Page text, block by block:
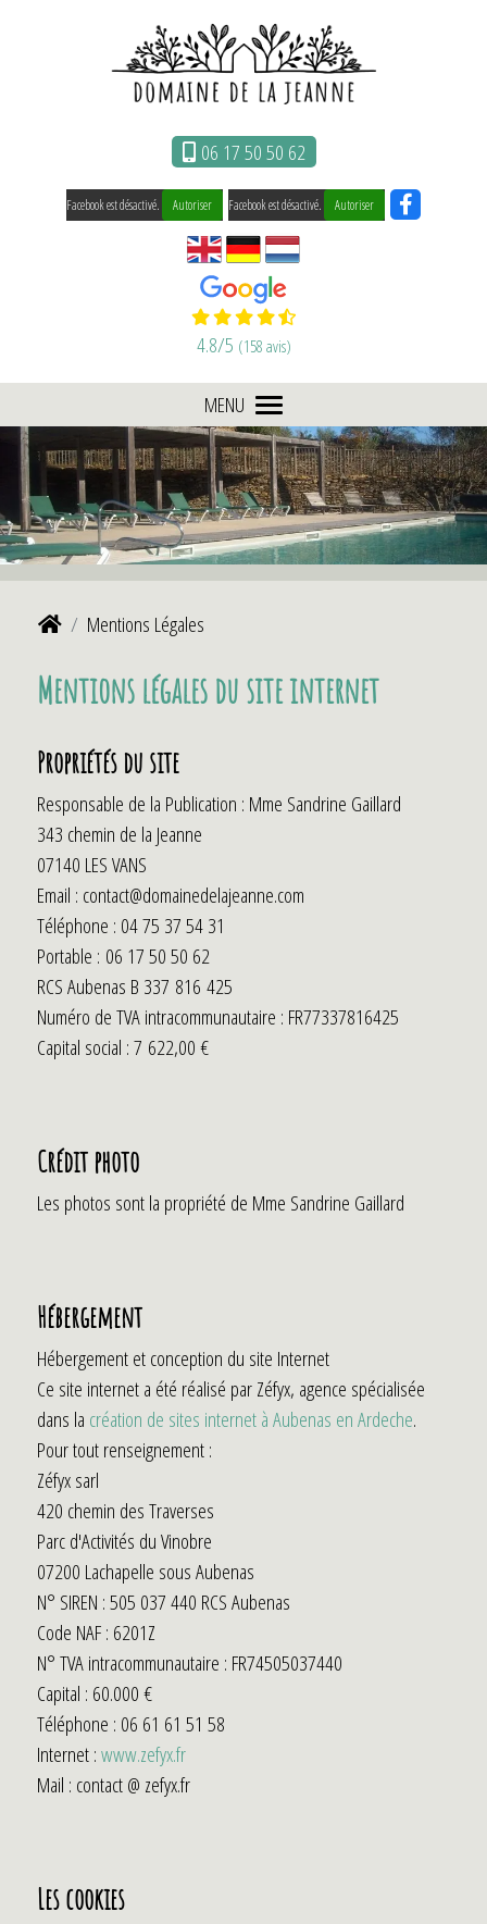
06 17 50 50 62
Facebook est désactivé. Autoriser Facebook est désactivé. Autoriser
4.8/5 (158 avis)
MENU
Mentions Légales
Mentions légales du site internet
Propriétés du site
Responsable de la Publication : Mme Sandrine Gaillard
343 chemin de la Jeanne
07140 LES VANS
Email : contact@domainedelajeanne.com
Téléphone : 04 75 37 54 31
Portable : 06 17 50 50 62
RCS Aubenas B 337 816 425
Numéro de TVA intracommunautaire : FR77337816425
Capital social : 7 622,00 €
Crédit photo
Les photos sont la propriété de Mme Sandrine Gaillard
Hébergement
Hébergement et conception du site Internet
Ce site internet a été réalisé par Zéfyx, agence spécialisée
dans la création de sites internet à Aubenas en Ardeche.
Pour tout renseignement :
Zéfyx sarl
420 chemin des Traverses
Parc d'Activités du Vinobre
07200 Lachapelle sous Aubenas
N° SIREN : 505 037 440 RCS Aubenas
Code NAF : 6201Z
N° TVA intracommunautaire : FR74505037440
Capital : 60.000 €
Téléphone : 06 61 61 51 58
Internet :www.zefyx.fr
Mail : contact @ zefyx.fr
Les cookies